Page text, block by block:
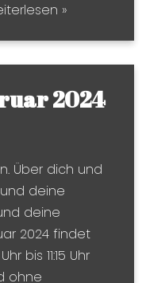
»
2024
Über dich und
deine
deine
2024 findet
bis 11:15 Uhr
ohne